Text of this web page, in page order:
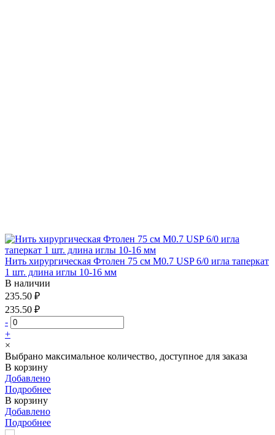
Нить хирургическая Фтолен 75 см М0.7 USP 6/0 игла таперкат
1 шт. длина иглы 10-16 мм
В наличии
235.50 ₽
235.50 ₽
-
+
×
Выбрано максимальное количество, доступное для заказа
В корзину
Добавлено
Подробнее
В корзину
Добавлено
Подробнее